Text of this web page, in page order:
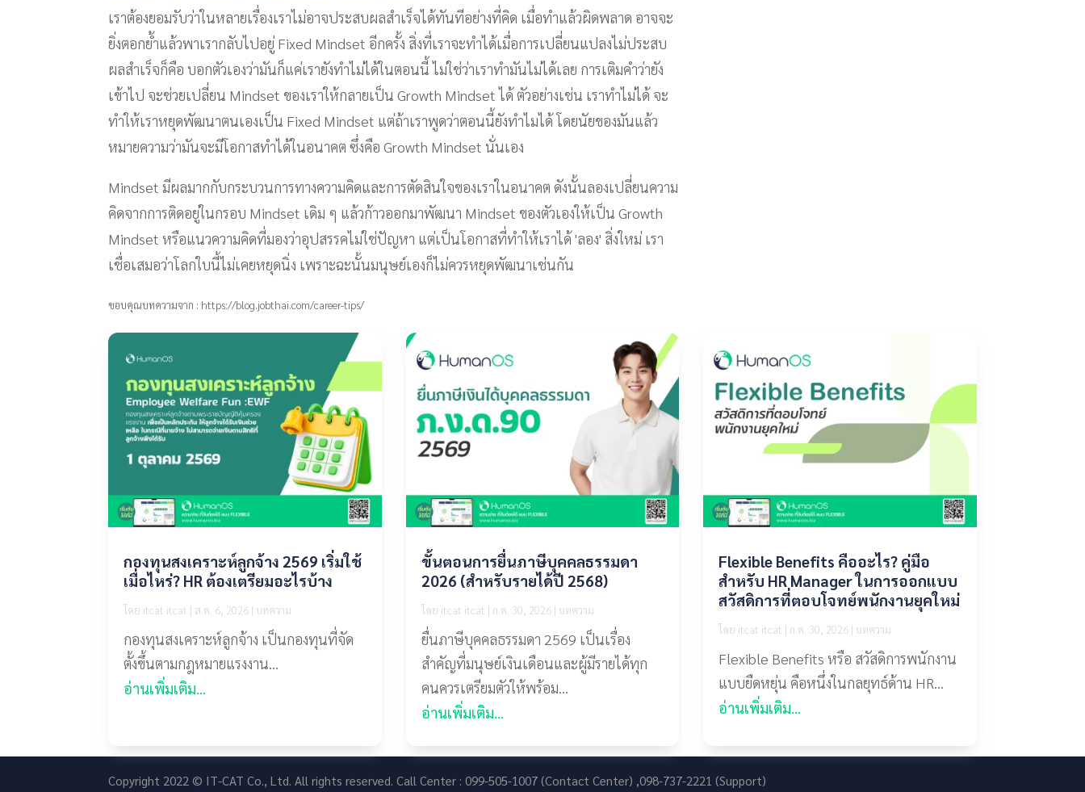
เราต้องยอมรับว่าในหลายเรื่องเราไม่อาจประสบผลสำเร็จได้ทันทีอย่างที่คิด เมื่อทำแล้วผิดพลาด อาจจะ
ยิ่งตอกย้ำแล้วพาเรากลับไปอยู่ Fixed Mindset อีกครั้ง สิ่งที่เราจะทำได้เมื่อการเปลี่ยนแปลงไม่ประสบ
ผลสำเร็จก็คือ บอกตัวเองว่ามันก็แค่เรายังทำไม่ได้ในตอนนี้ ไม่ใช่ว่าเราทำมันไม่ได้เลย การเติมคำว่ายัง
เข้าไป จะช่วยเปลี่ยน Mindset ของเราให้กลายเป็น Growth Mindset ได้ ตัวอย่างเช่น เราทำไม่ได้ จะ
ทำให้เราหยุดพัฒนาตนเองเป็น Fixed Mindset แต่ถ้าเราพูดว่าตอนนี้ยังทำไมได้ โดยนัยของมันแล้ว
หมายความว่ามันจะมีโอกาสทำได้ในอนาคต ซึ่งคือ Growth Mindset นั่นเอง
Mindset มีผลมากกับกระบวนการทางความคิดและการตัดสินใจของเราในอนาคต ดังนั้นลองเปลี่ยนความ
คิดจากการติดอยู่ในกรอบ Mindset เดิม ๆ แล้วก้าวออกมาพัฒนา Mindset ของตัวเองให้เป็น Growth
Mindset หรือแนวความคิดที่มองว่าอุปสรรคไม่ใช่ปัญหา แต่เป็นโอกาสที่ทำให้เราได้ 'ลอง' สิ่งใหม่ เรา
เชื่อเสมอว่าโลกใบนี้ไม่เคยหยุดนิ่ง เพราะฉะนั้นมนุษย์เองก็ไม่ควรหยุดพัฒนาเช่นกัน
ขอบคุณบทความจาก : https://blog.jobthai.com/career-tips/
กองทุนสงเคราะห์ลูกจ้าง 2569 เริ่มใช้
เมื่อไหร่? HR ต้องเตรียมอะไรบ้าง
โดย itcat itcat | ส.ค. 6, 2026 | บทความ
กองทุนสงเคราะห์ลูกจ้าง เป็นกองทุนที่จัด
ตั้งขึ้นตามกฎหมายแรงงาน...
อ่านเพิ่มเติม...
ขั้นตอนการยื่นภาษีบุคคลธรรมดา
2026 (สำหรับรายได้ปี 2568)
โดย itcat itcat | ก.ค. 30, 2026| บทความ
ยื่นภาษีบุคคลธรรมดา 2569 เป็นเรื่อง
สำคัญที่มนุษย์เงินเดือนและผู้มีรายได้ทุก
คนควรเตรียมตัวให้พร้อม...
อ่านเพิ่มเติม...
Flexible Benefits คืออะไร? คู่มือ
สำหรับ HR Manager ในการออกแบบ
สวัสดิการที่ตอบโจทย์พนักงานยุคใหม่
โดย itcat itcat | ก.ค. 30, 2026 | บทความ
Flexible Benefits หรือ สวัสดิการพนักงาน
แบบยืดหยุ่น คือหนึ่งในกลยุทธ์ด้าน HR...
อ่านเพิ่มเติม...
Copyright 2022 © IT-CAT Co., Ltd. All rights reserved. Call Center : 099-505-1007 (Contact Center) ,098-737-2221 (Support)